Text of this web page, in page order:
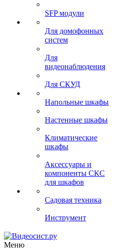
SFP модули
Для домофонных
систем
Для
видеонаблюдения
Для СКУД
Напольные шкафы
Настенные шкафы
Климатические
шкафы
Аксессуары и
компоненты СКС
для шкафов
Садовая техника
Инструмент
Меню